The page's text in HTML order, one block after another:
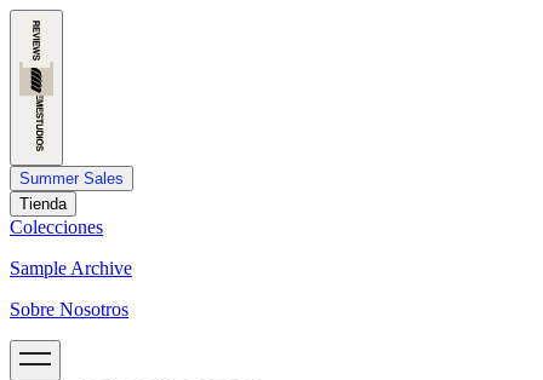
Summer Sales
Tienda
Colecciones
Sample Archive
Sobre Nosotros